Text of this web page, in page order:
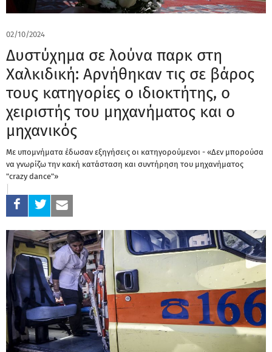
02/10/2024
Δυστύχημα σε λούνα παρκ στη
Χαλκιδική: Αρνήθηκαν τις σε βάρος
τους κατηγορίες ο ιδιοκτήτης, ο
χειριστής του μηχανήματος και ο
μηχανικός
Με υπομνήματα έδωσαν εξηγήσεις οι κατηγορούμενοι - «Δεν μπορούσα
να γνωρίζω την κακή κατάσταση και συντήρηση του μηχανήματος
"crazy dance"»